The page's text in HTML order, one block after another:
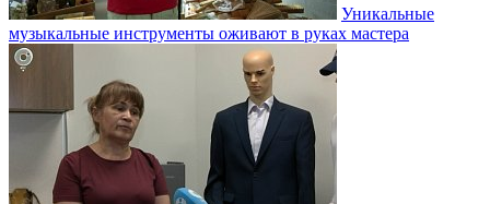
Уникальные
музыкальные инструменты оживают в руках мастера